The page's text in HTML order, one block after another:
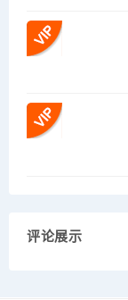
评论展示